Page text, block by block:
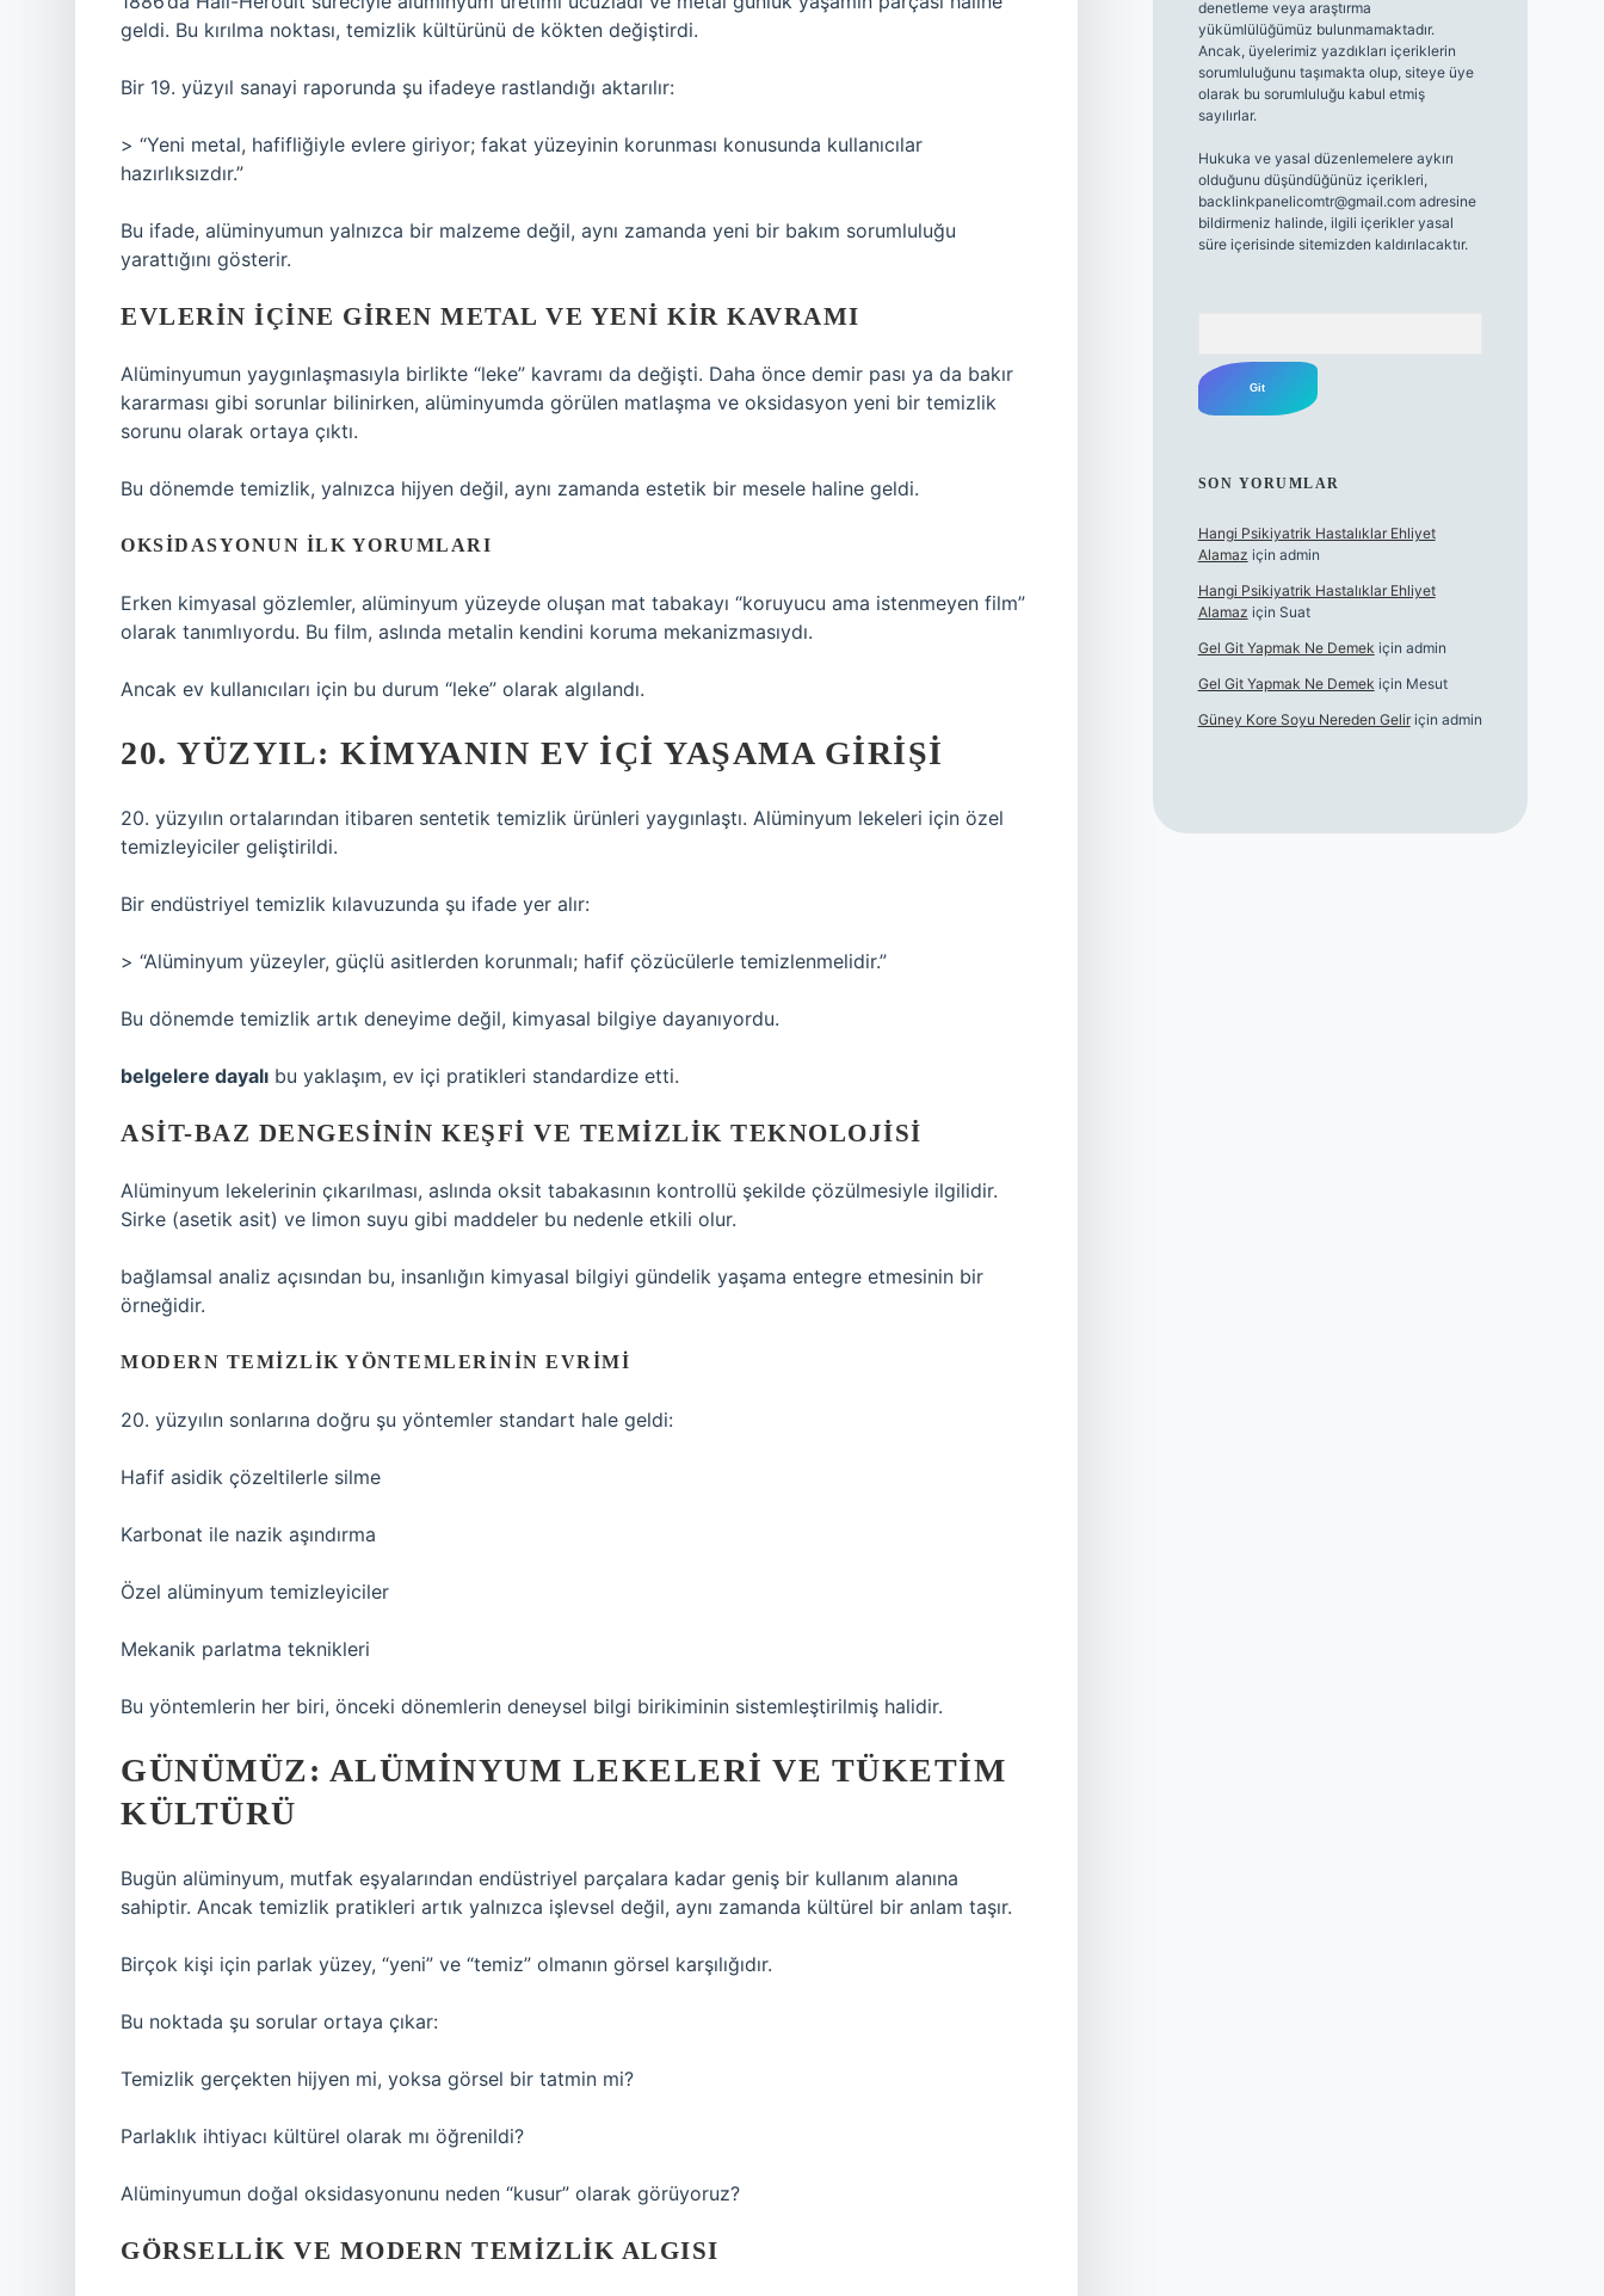
geldi. Bu kırılma noktası, temizlik kültürünü de kökten değiştirdi.
Bir 19. yüzyıl sanayi raporunda şu ifadeye rastlandığı aktarılır:
> “Yeni metal, hafifliğiyle evlere giriyor; fakat yüzeyinin korunması konusunda kullanıcılar
hazırlıksızdır.”
Bu ifade, alüminyumun yalnızca bir malzeme değil, aynı zamanda yeni bir bakım sorumluluğu
yarattığını gösterir.
EVLERIN İÇINE GIREN METAL VE YENI KIR KAVRAMI
Alüminyumun yaygınlaşmasıyla birlikte “leke” kavramı da değişti. Daha önce demir pası ya da bakır
kararması gibi sorunlar bilinirken, alüminyumda görülen matlaşma ve oksidasyon yeni bir temizlik
sorunu olarak ortaya çıktı.
Bu dönemde temizlik, yalnızca hijyen değil, aynı zamanda estetik bir mesele haline geldi.
OKSIDASYONUN İLK YORUMLARI
Erken kimyasal gözlemler, alüminyum yüzeyde oluşan mat tabakayı “koruyucu ama istenmeyen film”
olarak tanımlıyordu. Bu film, aslında metalin kendini koruma mekanizmasıydı.
Ancak ev kullanıcıları için bu durum “leke” olarak algılandı.
20. YÜZYIL: KIMYANIN EV İÇI YAŞAMA GIRIŞI
20. yüzyılın ortalarından itibaren sentetik temizlik ürünleri yaygınlaştı. Alüminyum lekeleri için özel
temizleyiciler geliştirildi.
Bir endüstriyel temizlik kılavuzunda şu ifade yer alır:
> “Alüminyum yüzeyler, güçlü asitlerden korunmalı; hafif çözücülerle temizlenmelidir.”
Bu dönemde temizlik artık deneyime değil, kimyasal bilgiye dayanıyordu.
belgelere dayalı bu yaklaşım, ev içi pratikleri standardize etti.
ASIT-BAZ DENGESININ KEŞFI VE TEMIZLIK TEKNOLOJISI
Alüminyum lekelerinin çıkarılması, aslında oksit tabakasının kontrollü şekilde çözülmesiyle ilgilidir.
Sirke (asetik asit) ve limon suyu gibi maddeler bu nedenle etkili olur.
bağlamsal analiz açısından bu, insanlığın kimyasal bilgiyi gündelik yaşama entegre etmesinin bir
örneğidir.
MODERN TEMIZLIK YÖNTEMLERININ EVRIMI
20. yüzyılın sonlarına doğru şu yöntemler standart hale geldi:
Hafif asidik çözeltilerle silme
Karbonat ile nazik aşındırma
Özel alüminyum temizleyiciler
Mekanik parlatma teknikleri
Bu yöntemlerin her biri, önceki dönemlerin deneysel bilgi birikiminin sistemleştirilmiş halidir.
GÜNÜMÜZ: ALÜMINYUM LEKELERI VE TÜKETIM
KÜLTÜRÜ
Bugün alüminyum, mutfak eşyalarından endüstriyel parçalara kadar geniş bir kullanım alanına
sahiptir. Ancak temizlik pratikleri artık yalnızca işlevsel değil, aynı zamanda kültürel bir anlam taşır.
Birçok kişi için parlak yüzey, “yeni” ve “temiz” olmanın görsel karşılığıdır.
Bu noktada şu sorular ortaya çıkar:
Temizlik gerçekten hijyen mi, yoksa görsel bir tatmin mi?
Parlaklık ihtiyacı kültürel olarak mı öğrenildi?
Alüminyumun doğal oksidasyonunu neden “kusur” olarak görüyoruz?
GÖRSELLIK VE MODERN TEMIZLIK ALGISI
denetleme veya araştırma
yükümlülüğümüz bulunmamaktadır.
Ancak, üyelerimiz yazdıkları içeriklerin
sorumluluğunu taşımakta olup, siteye üye
olarak bu sorumluluğu kabul etmiş
sayılırlar.
Hukuka ve yasal düzenlemelere aykırı
olduğunu düşündüğünüz içerikleri,
backlinkpanelicomtr@gmail.comadresine
bildirmeniz halinde, ilgili içerikler yasal
süre içerisinde sitemizden kaldırılacaktır.
SON YORUMLAR
Hangi Psikiyatrik Hastalıklar Ehliyet
Alamaz için admin
Hangi Psikiyatrik Hastalıklar Ehliyet
Alamaz için Suat
Gel Git Yapmak Ne Demek için admin
Gel Git Yapmak Ne Demek için Mesut
Güney Kore Soyu Nereden Geliriçin admin